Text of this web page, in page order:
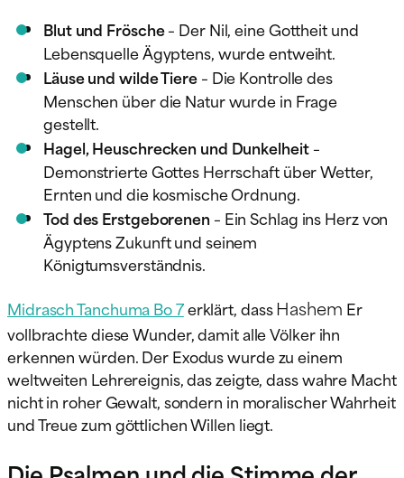
Blut und Frösche– Der Nil, eine Gottheit und
Lebensquelle Ägyptens, wurde entweiht.
Läuse und wilde Tiere– Die Kontrolle des
Menschen über die Natur wurde in Frage
gestellt.
Hagel, Heuschrecken und Dunkelheit–
Demonstrierte Gottes Herrschaft über Wetter,
Ernten und die kosmische Ordnung.
Tod des Erstgeborenen– Ein Schlag ins Herz von
Ägyptens Zukunft und seinem
Königtumsverständnis.
Midrasch Tanchuma Bo 7erklärt, dassHashem Er
vollbrachte diese Wunder, damit alle Völker ihn
erkennen würden. Der Exodus wurde zu einem
weltweiten Lehrereignis, das zeigte, dass wahre Macht
nicht in roher Gewalt, sondern in moralischer Wahrheit
und Treue zum göttlichen Willen liegt.